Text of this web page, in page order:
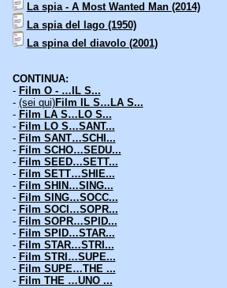
La spia - A Most Wanted Man (2014)
La spia del lago (1950)
La spina del diavolo (2001)
CONTINUA:
- Film O - …IL S...
- (sei qui)Film IL S…LA S...
- Film LA S…LO S...
- Film LO S…SANT...
- Film SANT…SCHI...
- Film SCHO…SEDU...
- Film SEED…SETT...
- Film SETT…SHIE...
- Film SHIN…SING...
- Film SING…SOCC...
- Film SOCI…SOPR...
- Film SOPR…SPID...
- Film SPID…STAR...
- Film STAR…STRI...
- Film STRI…SUPE...
- Film SUPE…THE ...
- Film THE …UNO ...